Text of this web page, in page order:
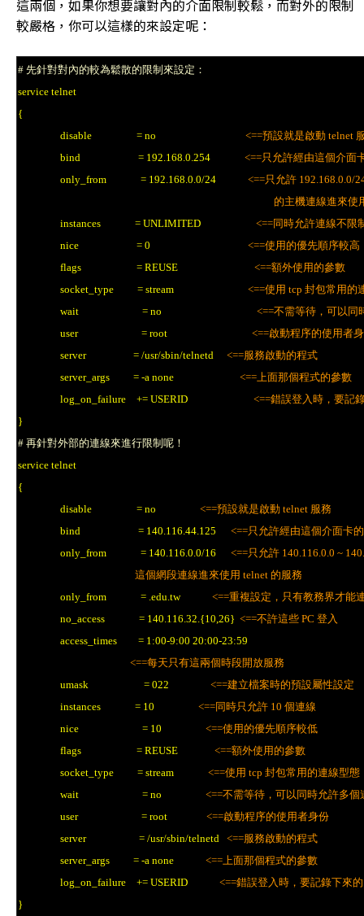
這兩個，如果你想要讓對內的介面限制較鬆，而對外的限制
較嚴格，你可以這樣的來設定呢：
# 先針對對內的較為鬆散的限制來設定：
service telnet
{
disable = no <==預設就是啟動 telnet
bind = 192.168.0.254
<==只允許經由這個介面
only_from = 192.168.0.0/24
<==只允許 192.168.0.0/
的主機連線進來使
instances = UNLIMITED <==同時允許連線不限
nice = 0
<==使用的優先順序較高
flags = REUSE
<==額外使用的參數
socket_type = stream
<==使用 tcp 封包常用的
wait = no
<==不需等待，可以同
user = root
<==啟動程序的使用者
server = /usr/sbin/telnetd <==服務啟動的程式
server_args = -a none
<==上面那個程式的參數
log_on_failure += USERID
<==錯誤登入時，要記
}
# 再針對外部的連線來進行限制呢！
service telnet
{
disable = no
<==預設就是啟動 telnet 服務
bind = 140.116.44.125
<==只允許經由這個介面卡
only_from = 140.116.0.0/16
<==只允許 140.116.0.0 ~
這個網段連線進來使用 telnet 的服務
only_from = .edu.tw
<==重複設定，只有教務界才能
no_access = 140.116.32.{10,26} <==不許這些 PC 登入
access_times = 1:00-9:00 20:00-23:59
<==每天只有這兩個時段開放服務
umask = 022
<==建立檔案時的預設屬性設定
instances = 10
<==同時只允許 10 個連線
nice = 10
<==使用的優先順序較低
flags = REUSE
<==額外使用的參數
socket_type = stream
<==使用 tcp 封包常用的連線型態
wait = no
<==不需等待，可以同時允許多個
user = root
<==啟動程序的使用者身份
server = /usr/sbin/telnetd <==服務啟動的程式
server_args = -a none
<==上面那個程式的參數
log_on_failure += USERID
<==錯誤登入時，要記錄下來
}